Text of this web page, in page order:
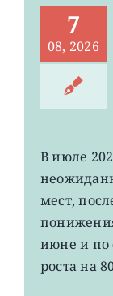
7
08, 2026
В июле
мест,
июне и по
роста на